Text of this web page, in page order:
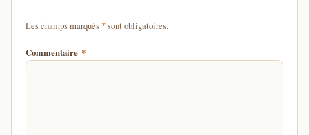
Les champs marqués *d'un astérisque
sont obligatoires.
Commentaire *